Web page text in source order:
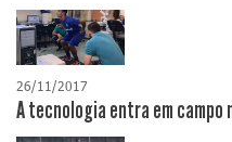
26/11/2017
A tecnologia entra em campo